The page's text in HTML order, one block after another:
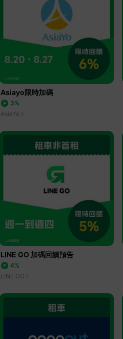
Asiayo限時加碼
3%
AsiaYo
LINE GO 加碼回饋預告
4%
LINE GO